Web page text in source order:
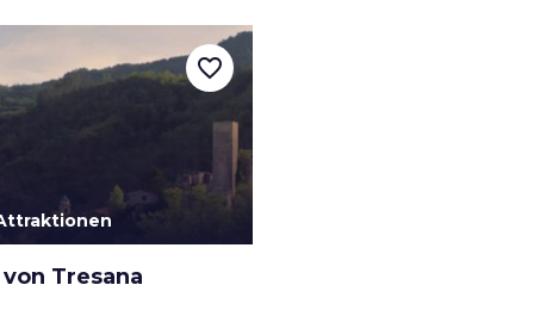
Tresana
favorite_border